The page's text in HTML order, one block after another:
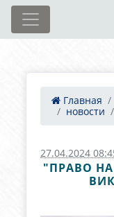
Главная
новости
27.04.2024
"ПРАВО НА